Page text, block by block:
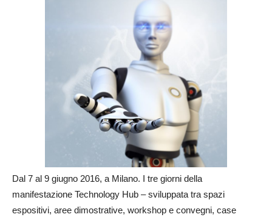
Dal 7 al 9 giugno 2016, a Milano. I tre giorni della
manifestazione Technology Hub – sviluppata tra spazi
espositivi, aree dimostrative, workshop e convegni, case